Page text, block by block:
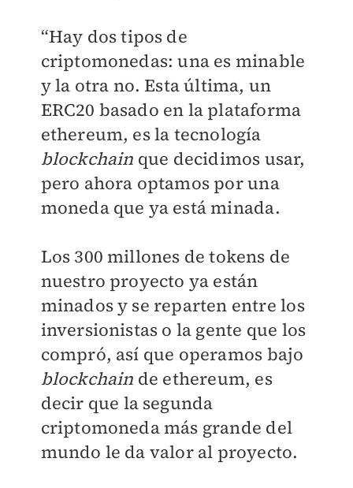
“Hay dos tipos de
criptomonedas: una es minable
y la otra no. Esta última, un
ERC20 basado en la plataforma
ethereum, es la tecnología
blockchain que decidimos usar,
pero ahora optamos por una
moneda que ya está minada.
Los 300 millones de tokens de
nuestro proyecto ya están
minados y se reparten entre los
inversionistas o la gente que los
compró, así que operamos bajo
blockchain de ethereum, es
decir que la segunda
criptomoneda más grande del
mundo le da valor al proyecto.